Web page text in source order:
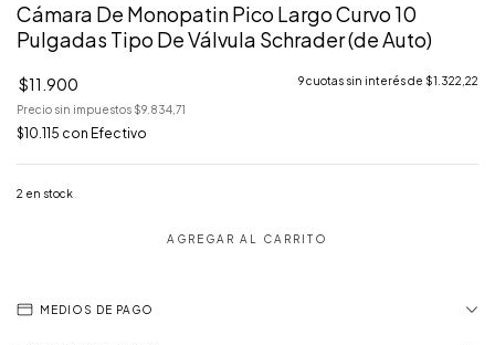
Cámara De Monopatin Pico Largo Curvo 10
Pulgadas Tipo De Válvula Schrader (de Auto)
$11.900 9cuotas sin interés de $1.322,22
Precio sin impuestos $9.834,71
$10.115 con Efectivo
2 en stock
MEDIOS DE PAGO